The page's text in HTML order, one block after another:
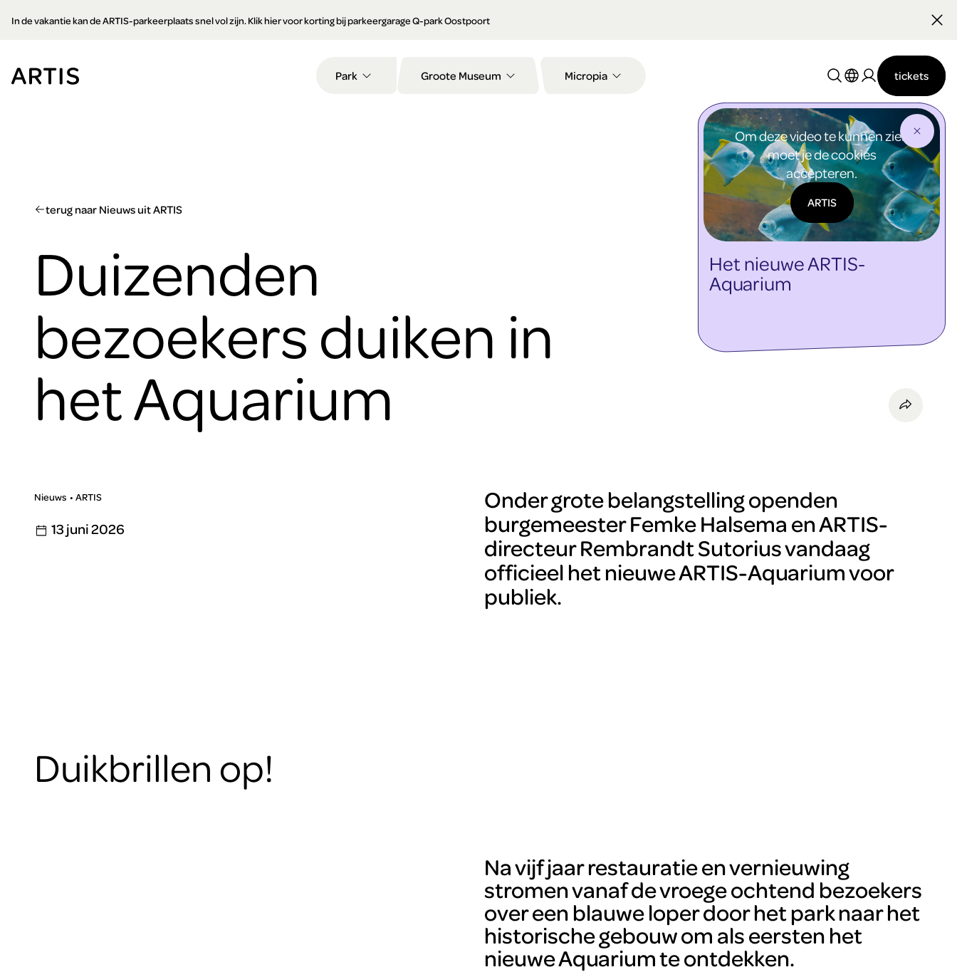
Ga naar
zoeken
In de vakantie kan de ARTIS-parkeerplaats snel vol zijn. Klik hier voor korting bij parkeergarage Q-park Oostpoort
Park Groote Museum Micropia tickets
terug naar Nieuws uit ARTIS
Duizenden
bezoekers duiken in
het Aquarium
Nieuws ARTIS
13 juni 2026
Onder grote belangstelling openden
burgemeester Femke Halsema en ARTIS-
directeur Rembrandt Sutorius vandaag
officieel het nieuwe ARTIS-Aquarium voor
publiek.
Duikbrillen op!
Na vijf jaar restauratie en vernieuwing
stromen vanaf de vroege ochtend bezoekers
over een blauwe loper door het park naar het
historische gebouw om als eersten het
nieuwe Aquarium te ontdekken.
Om deze video te kunnen zien
moet je de cookies
accepteren.
ARTIS
Het nieuwe ARTIS-
Aquarium